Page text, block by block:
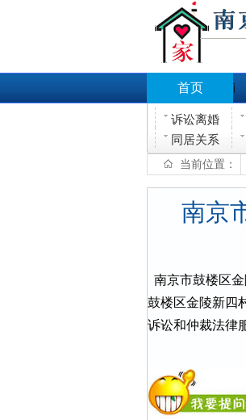
首页
诉讼离婚
同居关系
当前位置：
南京
南京市鼓楼区
鼓楼区金陵新四
诉讼和仲裁法律